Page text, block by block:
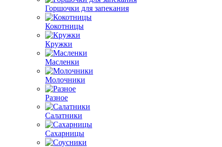
Горшочки для запекания
Кокотницы
Кружки
Масленки
Молочники
Разное
Салатники
Сахарницы